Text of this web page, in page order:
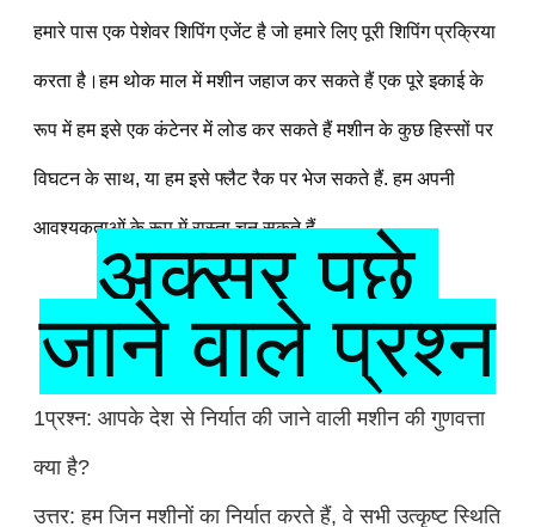
हमारे पास एक पेशेवर शिपिंग एजेंट है जो हमारे लिए पूरी शिपिंग प्रक्रिया
करता है।हम थोक माल में मशीन जहाज कर सकते हैं एक पूरे इकाई के
रूप में हम इसे एक कंटेनर में लोड कर सकते हैं मशीन के कुछ हिस्सों पर
विघटन के साथ, या हम इसे फ्लैट रैक पर भेज सकते हैं. हम अपनी
आवश्यकताओं के रूप में रास्ता चुन सकते हैं.
अक्सर पूछे
जाने वाले प्रश्न
1प्रश्न: आपके देश से निर्यात की जाने वाली मशीन की गुणवत्ता
क्या है?
उत्तर: हम जिन मशीनों का निर्यात करते हैं, वे सभी उत्कृष्ट स्थिति